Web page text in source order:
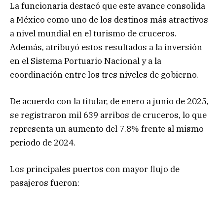
La funcionaria destacó que este avance consolida
a México como uno de los destinos más atractivos
a nivel mundial en el turismo de cruceros.
Además, atribuyó estos resultados a la inversión
en el Sistema Portuario Nacional y a la
coordinación entre los tres niveles de gobierno.
De acuerdo con la titular, de enero a junio de 2025,
se registraron mil 639 arribos de cruceros, lo que
representa un aumento del 7.8% frente al mismo
periodo de 2024.
Los principales puertos con mayor flujo de
pasajeros fueron: